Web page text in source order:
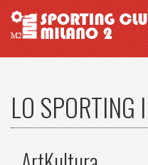
LO SPORTING